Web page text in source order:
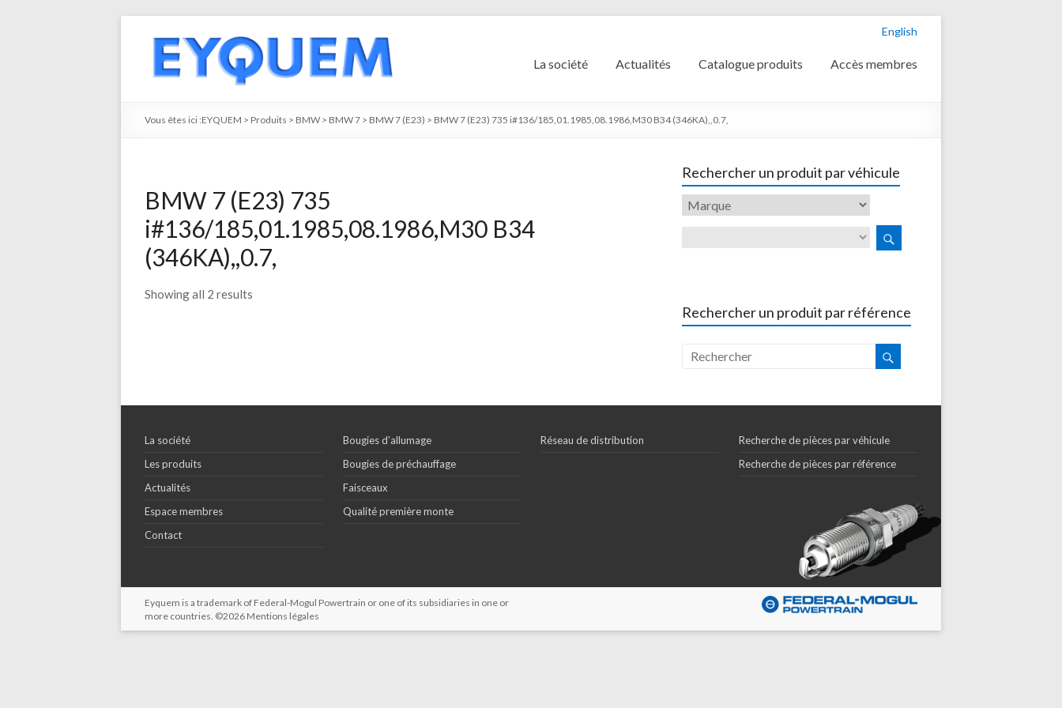
English
La société Actualités Catalogue produits Accès membres
Vous êtes ici :EYQUEM > Produits > BMW > BMW 7 > BMW 7 (E23) > BMW 7 (E23) 735 i#136/185,01.1985,08.1986,M30 B34 (346KA),,0.7,
BMW 7 (E23) 735
i#136/185,01.1985,08.1986,M30 B34
(346KA),,0.7,
Showing all 2 results
Rechercher un produit par véhicule
Rechercher un produit par référence
La société
Les produits
Actualités
Espace membres
Contact
Bougies d’allumage
Bougies de préchauffage
Faisceaux
Qualité première monte
Réseau de distribution
Recherche de pièces par véhicule
Recherche de pièces par référence
Eyquem is a trademark of Federal-Mogul Powertrain or one of its subsidiaries in one or
more countries. ©2026 Mentions légales